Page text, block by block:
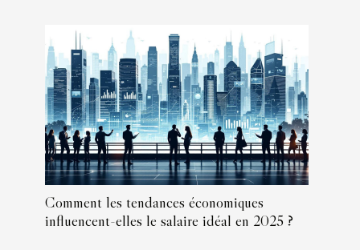
Comment les tendances économiques
influencent-elles le salaire idéal en 2025 ?